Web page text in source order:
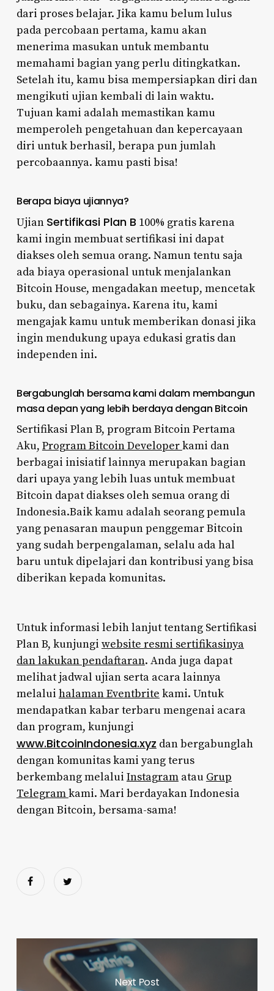
dari proses belajar. Jika kamu belum lulus
pada percobaan pertama, kamu akan
menerima masukan untuk membantu
memahami bagian yang perlu ditingkatkan.
Setelah itu, kamu bisa mempersiapkan diri dan
mengikuti ujian kembali di lain waktu.
Tujuan kami adalah memastikan kamu
memperoleh pengetahuan dan kepercayaan
diri untuk berhasil, berapa pun jumlah
percobaannya. kamu pasti bisa!
Berapa biaya ujiannya?
Ujian Sertifikasi Plan B 100% gratis karena
kami ingin membuat sertifikasi ini dapat
diakses oleh semua orang. Namun tentu saja
ada biaya operasional untuk menjalankan
Bitcoin House, mengadakan meetup, mencetak
buku, dan sebagainya. Karena itu, kami
mengajak kamu untuk memberikan donasi jika
ingin mendukung upaya edukasi gratis dan
independen ini.
Bergabunglah bersama kami dalam membangun
masa depan yang lebih berdaya dengan Bitcoin
Sertifikasi Plan B, program Bitcoin Pertama
Aku, Program Bitcoin Developerkami dan
berbagai inisiatif lainnya merupakan bagian
dari upaya yang lebih luas untuk membuat
Bitcoin dapat diakses oleh semua orang di
Indonesia.Baik kamu adalah seorang pemula
yang penasaran maupun penggemar Bitcoin
yang sudah berpengalaman, selalu ada hal
baru untuk dipelajari dan kontribusi yang bisa
diberikan kepada komunitas.
Untuk informasi lebih lanjut tentang Sertifikasi
Plan B, kunjungi website resmi sertifikasinya
dan lakukan pendaftaran. Anda juga dapat
melihat jadwal ujian serta acara lainnya
melalui halaman Eventbrite kami. Untuk
mendapatkan kabar terbaru mengenai acara
dan program, kunjungi
www.BitcoinIndonesia.xyz dan bergabunglah
dengan komunitas kami yang terus
berkembang melalui Instagramatau Grup
Telegramkami. Mari berdayakan Indonesia
dengan Bitcoin, bersama-sama!
Next Post